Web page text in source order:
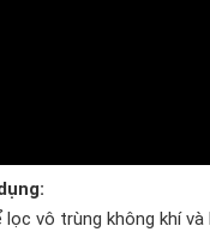
vô trùng không khí